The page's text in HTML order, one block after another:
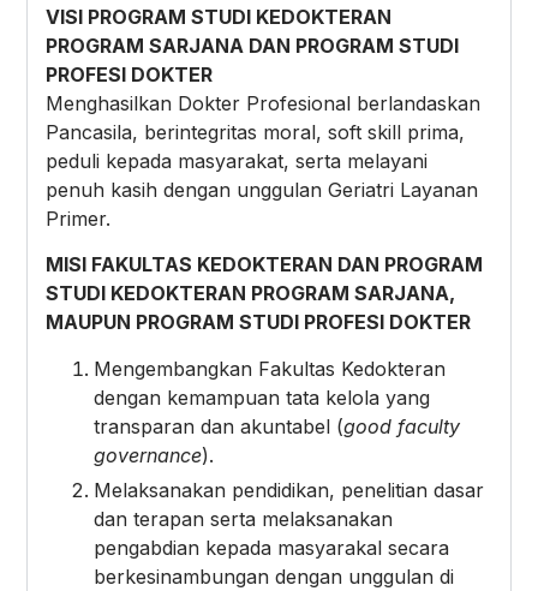
VISI PROGRAM STUDI KEDOKTERAN
PROGRAM SARJANA DAN PROGRAM STUDI
PROFESI DOKTER
Menghasilkan Dokter Profesional berlandaskan
Pancasila, berintegritas moral, soft skill prima,
peduli kepada masyarakat, serta melayani
penuh kasih dengan unggulan Geriatri Layanan
Primer.
MISI FAKULTAS KEDOKTERAN DAN PROGRAM
STUDI KEDOKTERAN PROGRAM SARJANA,
MAUPUN PROGRAM STUDI PROFESI DOKTER
Mengembangkan Fakultas Kedokteran
dengan kemampuan tata kelola yang
transparan dan akuntabel (good faculty
governance).
Melaksanakan pendidikan, penelitian dasar
dan terapan serta melaksanakan
pengabdian kepada masyarakal secara
berkesinambungan dengan unggulan di